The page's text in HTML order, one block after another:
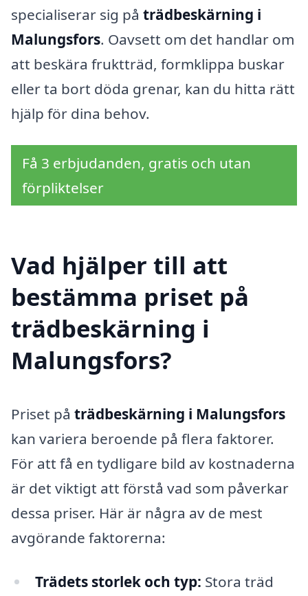
specialiserar sig på trädbeskärning i
Malungsfors. Oavsett om det handlar om
att beskära fruktträd, formklippa buskar
eller ta bort döda grenar, kan du hitta rätt
hjälp för dina behov.
Få 3 erbjudanden, gratis och utan
förpliktelser
Vad hjälper till att
bestämma priset på
trädbeskärning i
Malungsfors?
Priset på trädbeskärning i Malungsfors
kan variera beroende på flera faktorer.
För att få en tydligare bild av kostnaderna
är det viktigt att förstå vad som påverkar
dessa priser. Här är några av de mest
avgörande faktorerna:
Trädets storlek och typ: Stora träd